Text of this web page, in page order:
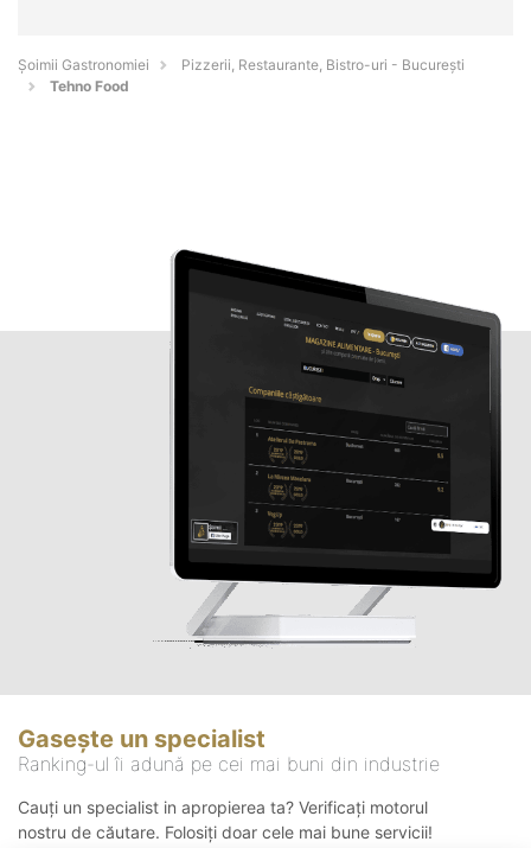
Șoimii Gastronomiei
Pizzerii, Restaurante, Bistro-uri - Bucureşti
Tehno Food
Gasește un specialist
Ranking-ul îi adună pe cei mai buni din industrie
Cauți un specialist in apropierea ta? Verificați motorul
nostru de căutare. Folosiți doar cele mai bune servicii!